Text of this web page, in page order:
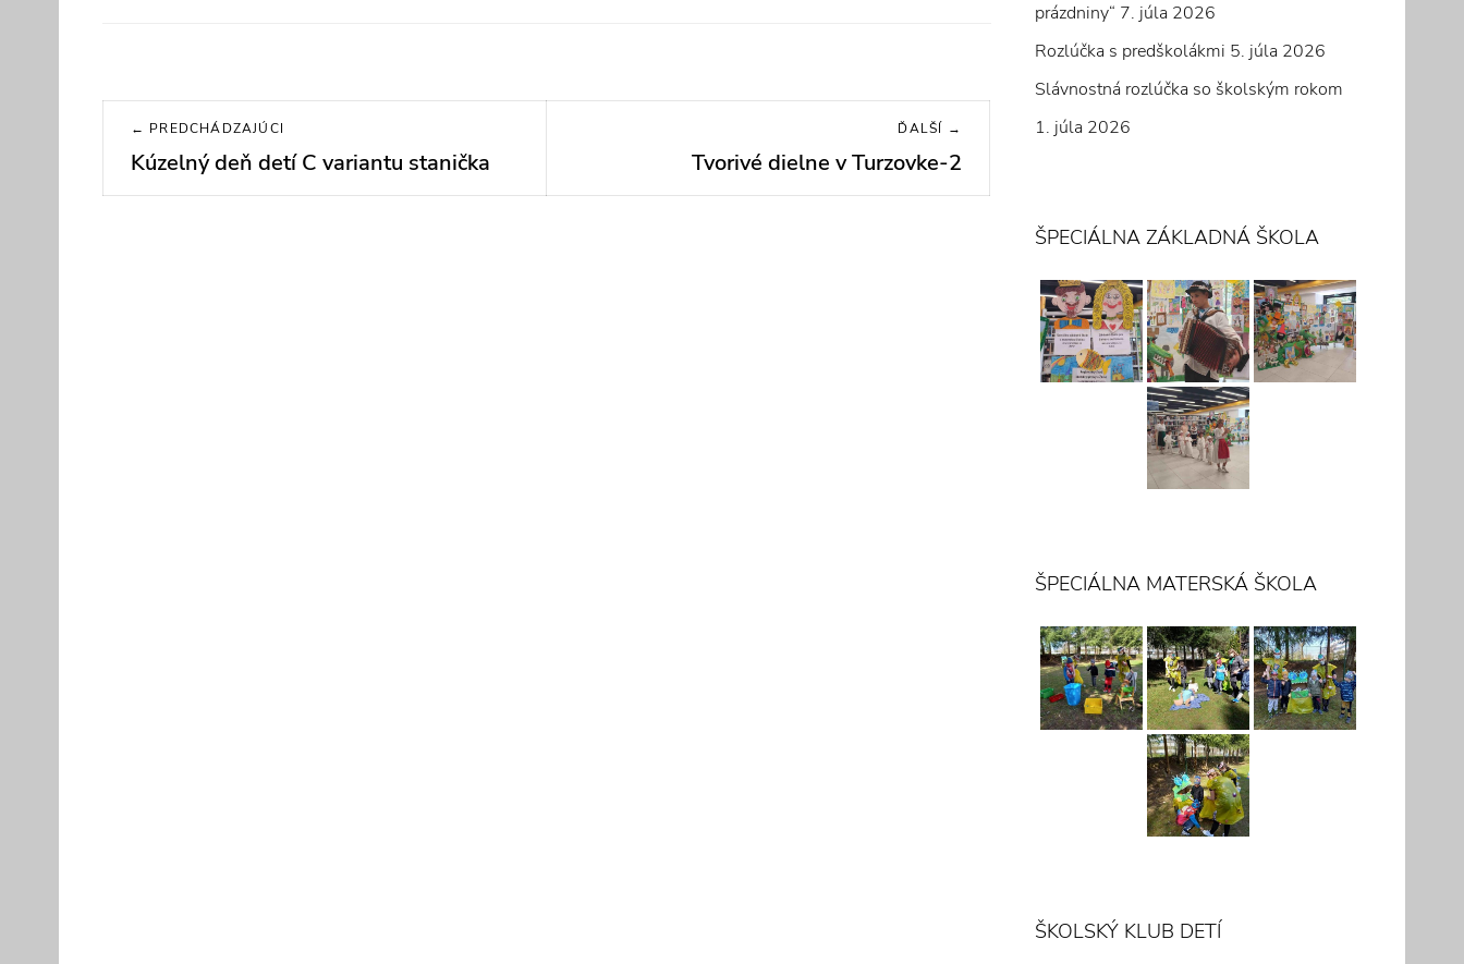
Navigácia
článku
← PREDCHÁDZAJÚCI
Previous
post:
Kúzelný deň detí C variantu stanička
ĎALŠÍ →
Next
post:
Tvorivé dielne v Turzovke-2
prázdniny“ 7. júla 2026
Rozlúčka s predškolákmi 5. júla 2026
Slávnostná rozlúčka so školským rokom
1. júla 2026
ŠPECIÁLNA ZÁKLADNÁ ŠKOLA
ŠPECIÁLNA MATERSKÁ ŠKOLA
ŠKOLSKÝ KLUB DETÍ